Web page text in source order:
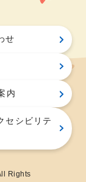
せ
内
セシビリテ
Rights